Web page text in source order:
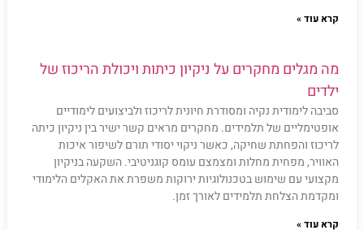
קרא עוד »
מה מגלים מחקרים על ניקיון כיתות ויכולת הריכוז של
ילדים
סביבה לימודית נקיה ומסודרת חיונית לריכוז ולביצועים לימודיים
אופטימליים של תלמידים. מחקרים מראים קשר ישיר בין ניקיון כיתה
לריכוז והפחתת שחיקה, כאשר ניקוי יסודי תורם לשיפור איכות
האוויר, מפחית מחלות ומצמצם עומס קוגניטיבי. השקעה בניקיון
מקצועי עם שימוש בטכנולוגיות ירוקות משפרת את האקלים הלימודי
ומקדמת הצלחת תלמידים לאורך זמן.
קרא עוד »